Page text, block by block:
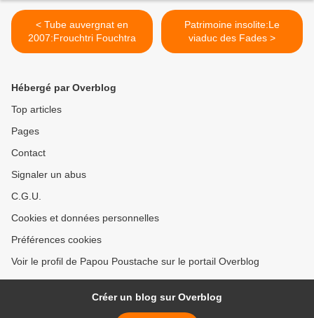
< Tube auvergnat en
2007:Frouchtri Fouchtra
Patrimoine insolite:Le
viaduc des Fades >
Hébergé par Overblog
Top articles
Pages
Contact
Signaler un abus
C.G.U.
Cookies et données personnelles
Préférences cookies
Voir le profil de Papou Poustache sur le portail Overblog
Créer un blog sur Overblog